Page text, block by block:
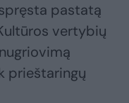
pastatą
vertybių
prieštaringų